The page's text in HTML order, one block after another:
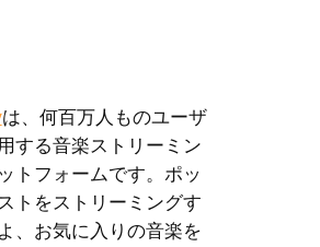
は、何百万人ものユーザ
する音楽ストリーミン
トフォームです。ポッ
トをストリーミングす
、お気に入りの音楽を